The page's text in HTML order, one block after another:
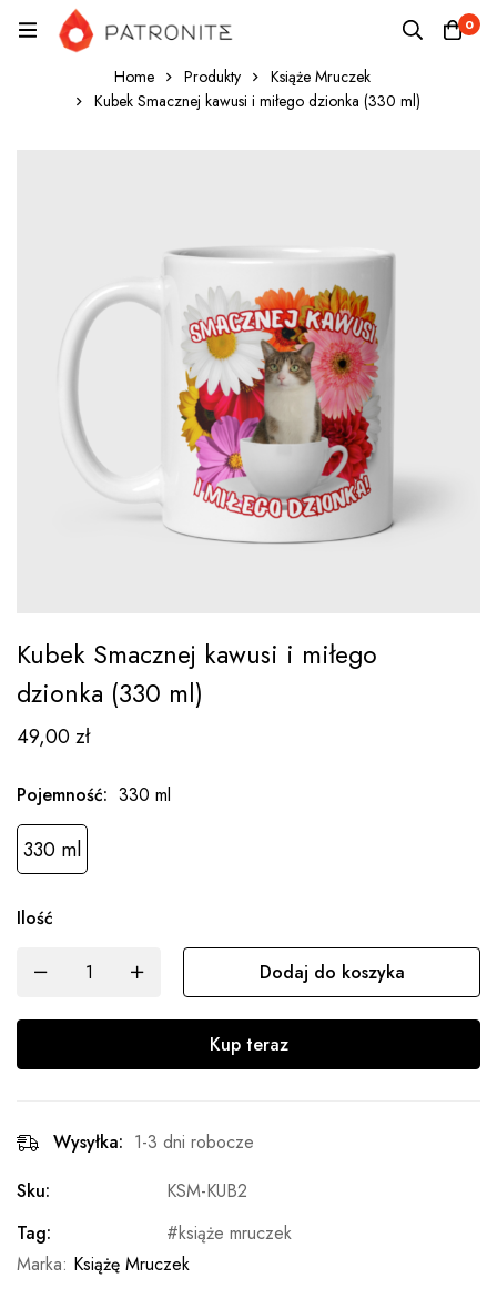
0
Home Produkty
Książe Mruczek
Kubek Smacznej kawusi i miłego dzionka (330 ml)
Kubek Smacznej kawusi i miłego
dzionka (330 ml)
49,00zł
Pojemność: 330 ml
330 ml
Ilość
Dodaj do koszyka
Kup teraz
Wysyłka: 1-3 dni robocze
Sku:
KSM-KUB2
Tag:
książe mruczek
Marka: Książę Mruczek